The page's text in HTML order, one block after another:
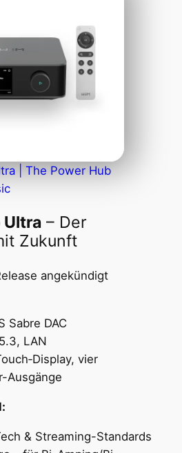
| The Power Hub
Ultra– Der
Zukunft
angekündigt
Sabre DAC
LAN
vier
Ausgänge
& Streaming-Standards